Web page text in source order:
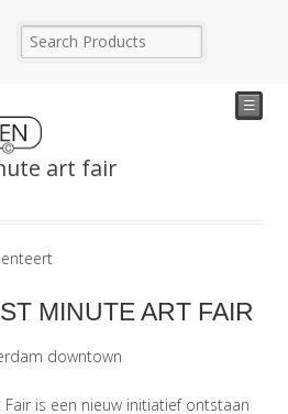
☰
art fair
MINUTE ART FAIR
downtown
is een nieuw initiatief ontstaan